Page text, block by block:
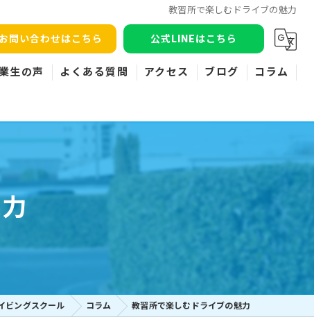
教習所で楽しむドライブの魅力
お問い合わせはこちら 公式LINEはこちら
生の声 よくある質問 アクセス ブログ コラム
ビングスクール コラム 教習所で楽しむドライブの魅力